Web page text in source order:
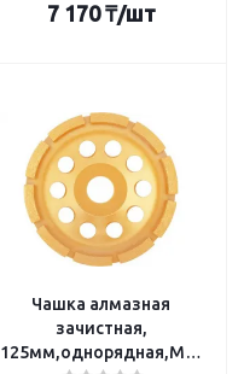
7 170₸/шт
Чашка алмазная
зачистная,
125мм,однорядная,MATRIX